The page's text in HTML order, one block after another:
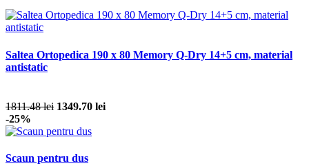
Saltea Ortopedica 190 x 80 Memory Q-Dry 14+5 cm, material
antistatic
1811.48 lei 1349.70 lei
-25%
Scaun pentru dus